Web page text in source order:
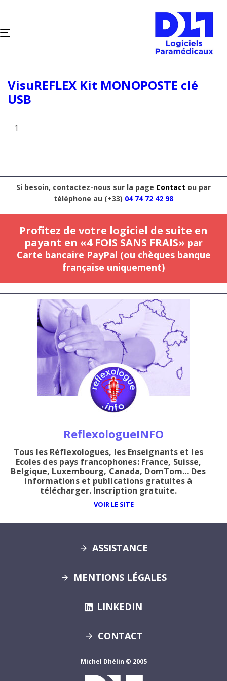
TOGGLE
VisuREFLEX Kit MONOPOSTE clé
USB
Si besoin, contactez-nous sur la page Contact ou par
téléphone au (+33) 04 74 72 42 98
Profitez de votre logiciel de suite en
payant en «4 FOIS SANS FRAIS» par
Carte bancaire PayPal (ou chèques banque
française uniquement)
ReflexologueINFO
Tous les Réflexologues, les Enseignants et les
Ecoles des pays francophones: France, Suisse,
Belgique, Luxembourg, Canada, DomTom… Des
informations et publications gratuites à
télécharger. Inscription gratuite.
VOIR LE SITE
ASSISTANCE
MENTIONS LÉGALES
LINKEDIN
CONTACT
Michel Dhélin © 2005